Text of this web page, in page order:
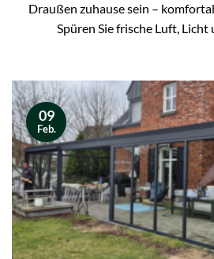
Draußen zuhause sein –
Spüren Sie frische Luft, Licht
09
Feb.